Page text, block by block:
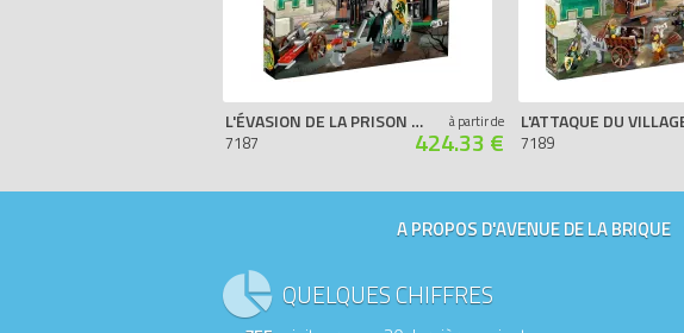
L'ÉVASION DE LA PRISON DU DRAGON
7187
à partir de
424.33 € 7189
A PROPOS D'AVENUE DE LA BRIQUE
QUELQUES CHIFFRES